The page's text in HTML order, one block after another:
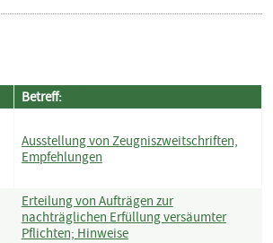
Betreff:
Ausstellung von Zeugniszweitschriften,
Empfehlungen
Erteilung von Aufträgen zur
nachträglichen Erfüllung versäumter
Pflichten; Hinweise